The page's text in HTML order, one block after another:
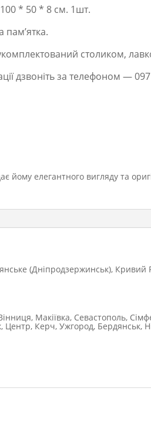
* 50 * 8 см. 1шт.
пам’ятка.
столиком,
дзвоніть за телефоном —
йому елегантного вигляду та
(Дніпродзержинськ), Кривий
Макіївка, Севастополь,
Керч, Ужгород, Бердянськ,